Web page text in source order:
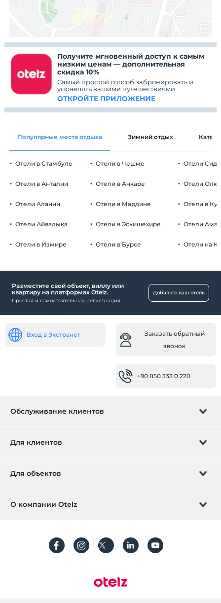
Получите мгновенный доступ к самым
низким ценам — дополнительная
скидка 10%
Самый простой способ забронировать и
управлять вашими путешествиями
ОТКРОЙТЕ ПРИЛОЖЕНИЕ
Популярные места отдыха Зимний отдых
Отели в Стамбуле
Отели в Анталии
Отели Алании
Отели Айвалыка
Отели в Измире
Отели в Чешме
Отели в Анкаре
Отели в Мардине
Отели в Эскишехире
Отели в Бурсе
Отели Сиде
Отели
Отели в
Отели
Отели на
Разместите свой объект, виллу или
квартиру на платформах Otelz.
Простая и самостоятельная регистрация
Добавьте ваш отель
Вход в Экстранет
Заказать обратный
звонок
+90 850 333 0 220
Обслуживание клиентов
Часто задаваемые вопросы
Для клиентов
Подарочная карта
Зарегистрироваться
Для объектов
Добавьте ваш отель
О компании Otelz